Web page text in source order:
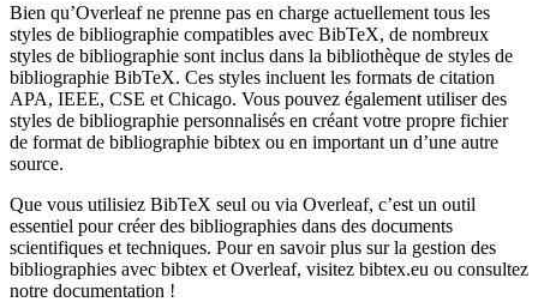
Bien qu’Overleaf ne prenne pas en charge actuellement tous les
styles de bibliographie compatibles avec BibTeX, de nombreux
styles de bibliographie sont inclus dans la bibliothèque de styles de
bibliographie BibTeX. Ces styles incluent les formats de citation
APA, IEEE, CSE et Chicago. Vous pouvez également utiliser des
styles de bibliographie personnalisés en créant votre propre fichier
de format de bibliographie bibtex ou en important un d’une autre
source.
Que vous utilisiez BibTeX seul ou via Overleaf, c’est un outil
essentiel pour créer des bibliographies dans des documents
scientifiques et techniques. Pour en savoir plus sur la gestion des
bibliographies avec bibtex et Overleaf, visitez bibtex.eu ou consultez
notre documentation !